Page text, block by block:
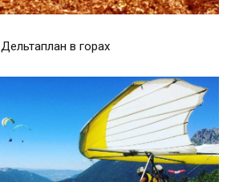
Дельтаплан в горах